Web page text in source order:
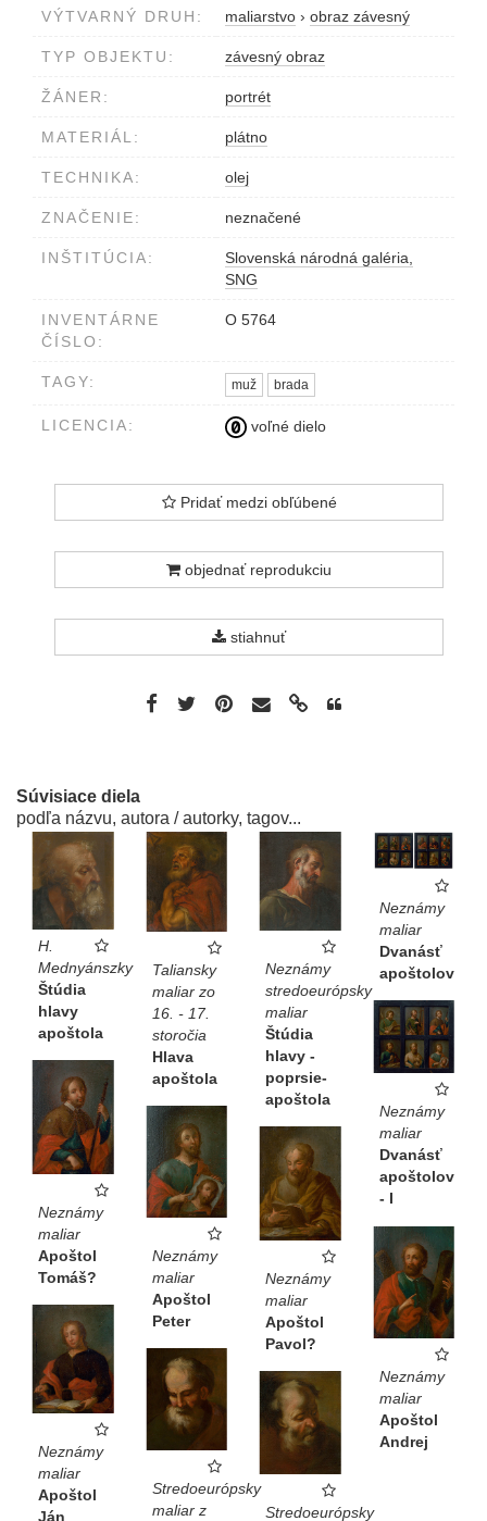
VÝTVARNÝ DRUH: maliarstvo › obraz závesný
TYP OBJEKTU: závesný obraz
ŽÁNER: portrét
MATERIÁL: plátno
TECHNIKA: olej
ZNAČENIE: neznačené
INŠTITÚCIA:
Slovenská národná galéria,
SNG
INVENTÁRNE
ČÍSLO:
O 5764
TAGY: muž brada
LICENCIA: voľné dielo
Pridať medzi obľúbené
objednať reprodukciu
stiahnuť
Súvisiace diela
podľa názvu, autora / autorky, tagov...
H.
Mednyánszky
Štúdia
hlavy
apoštola
Taliansky
maliar zo
16. - 17.
storočia
Hlava
apoštola
Neznámy
stredoeurópsky
maliar
Štúdia
hlavy -
poprsie-
apoštola
Neznámy
maliar
Dvanásť
apoštolov
Neznámy
maliar
Dvanásť
apoštolov
- I
Neznámy
maliar
Apoštol
Tomáš?
Neznámy
maliar
Apoštol
Peter
Neznámy
maliar
Apoštol
Pavol?
Neznámy
maliar
Apoštol
Andrej
Neznámy
maliar
Apoštol
Ján
Stredoeurópsky
maliar z
Stredoeurópsky